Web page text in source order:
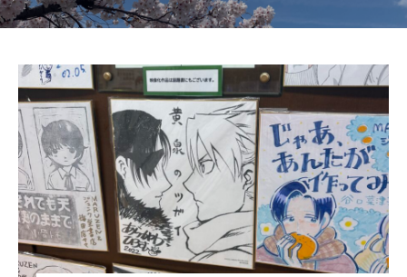
エレベーター広告とか
admin
2026.04.10
W杯の優勝を目指す日
admin
2026.07.17